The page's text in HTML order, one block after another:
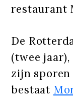
restaurant
De
(twee
zijn sporen
bestaat